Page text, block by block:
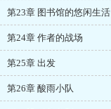
第23章 图书馆的悠闲生活
第24章 作者的战场
第25章 出发
第26章 酸雨小队